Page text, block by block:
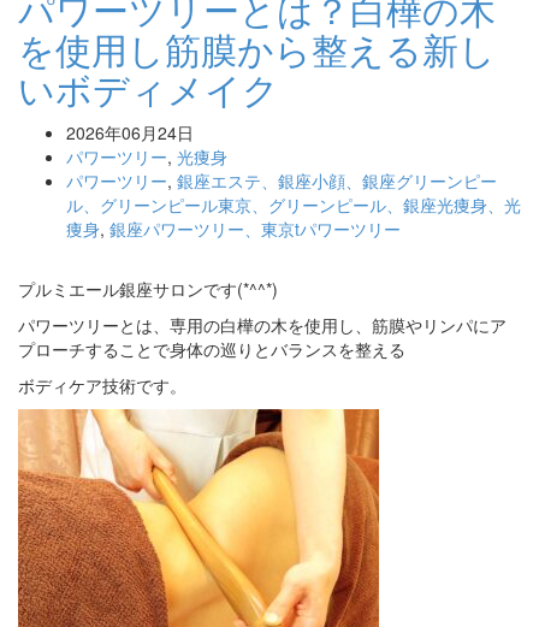
を使用し筋膜から整える新し
いボディメイク
2026年06月24日
パワーツリー, 光痩身
パワーツリー, 銀座エステ、銀座小顔、銀座グリーンピー
ル、グリーンピール東京、グリーンピール、銀座光痩身、光
痩身, 銀座パワーツリー、東京tパワーツリー
プルミエール銀座サロンです(*^^*)
パワーツリーとは、専用の白樺の木を使用し、筋膜やリンパにア
プローチすることで身体の巡りとバランスを整える
ボディケア技術です。